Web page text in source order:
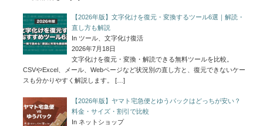
【2026年版】文字化けを復元・変換するツール6選｜解読・
直し方も解説
In ツール、文字化け復活
2026年7月18日
文字化けを復元・変換・解読できる無料ツールを比較。
CSVやExcel、メール、Webページなど状況別の直し方と、復元できないケー
スも分かりやすく解説します。
[…]
【2026年版】ヤマト宅急便とゆうパックはどっちが安い？
料金・サイズ・割引で比較
In ネットショップ